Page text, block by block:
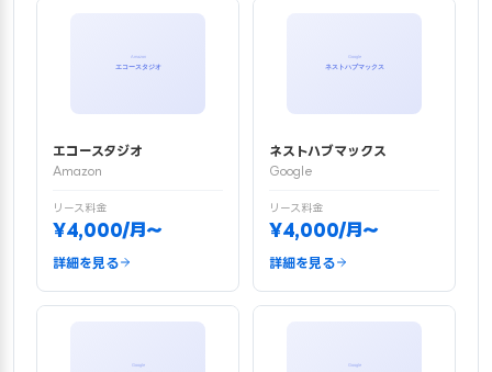
エコースタジオ
Amazon
リース料金
¥4,000/月〜
詳細を見る
ネストハブマックス
Google
リース料金
¥4,000/月〜
詳細を見る